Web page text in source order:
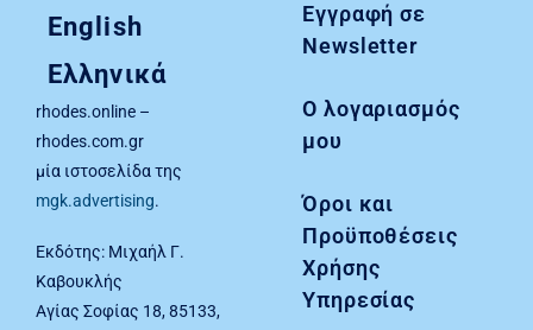
English
Ελληνικά
rhodes.online –
rhodes.com.gr
μία ιστοσελίδα της
mgk.advertising.
Εκδότης: Μιχαήλ Γ.
Καβουκλής
Αγίας Σοφίας 18, 85133,
Εγγραφή σε
Newsletter
Ο λογαριασμός
μου
Όροι και
Προϋποθέσεις
Χρήσης
Υπηρεσίας